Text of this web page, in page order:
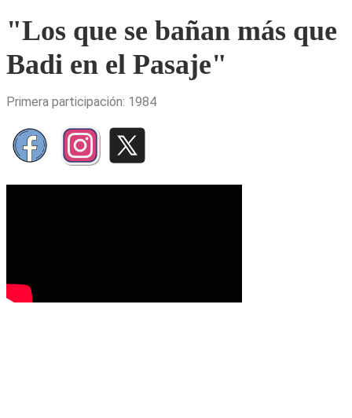
"Los que se bañan más que
Badi en el Pasaje"
Primera participación: 1984